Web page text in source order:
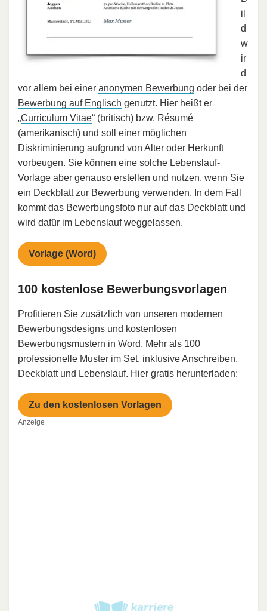
il
d
w
ir
d
vor allem bei einer anonymen Bewerbung oder bei der
Bewerbung auf Englisch genutzt. Hier heißt er
„Curriculum Vitae“ (britisch) bzw. Résumé
(amerikanisch) und soll einer möglichen
Diskriminierung aufgrund von Alter oder Herkunft
vorbeugen. Sie können eine solche Lebenslauf-
Vorlage aber genauso erstellen und nutzen, wenn Sie
ein Deckblattzur Bewerbung verwenden. In dem Fall
kommt das Bewerbungsfoto nur auf das Deckblatt und
wird dafür im Lebenslauf weggelassen.
Vorlage (Word)
100 kostenlose Bewerbungsvorlagen
Profitieren Sie zusätzlich von unseren modernen
Bewerbungsdesigns und kostenlosen
Bewerbungsmustern in Word. Mehr als 100
professionelle Muster im Set, inklusive Anschreiben,
Deckblatt und Lebenslauf. Hier gratis herunterladen:
Zu den kostenlosen Vorlagen
Anzeige